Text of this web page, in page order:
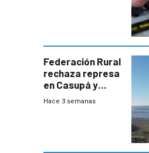
Federación Rural
rechaza represa
en Casupá y
firma demanda
Hace 3 semanas